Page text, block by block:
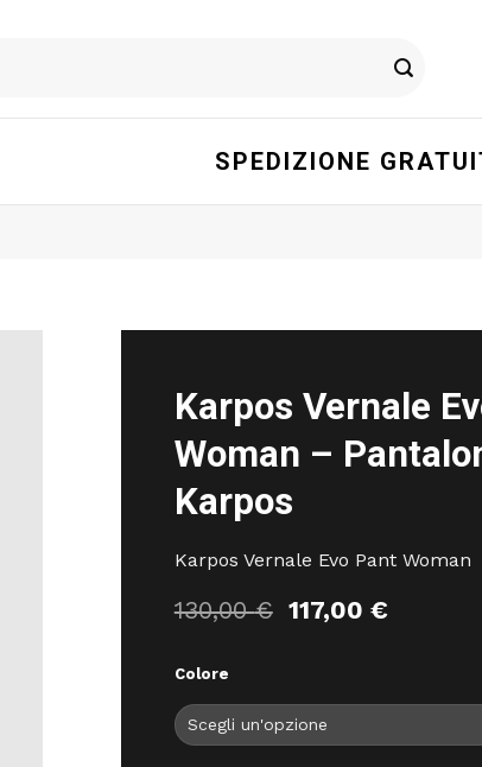
SPEDIZIONE
Karpos Vernale
Woman –
Karpos
Karpos Vernale Evo Pant Woman
130,00€ Il
prezzo
130,00 €.
117,00 €Il
117,00
Colore